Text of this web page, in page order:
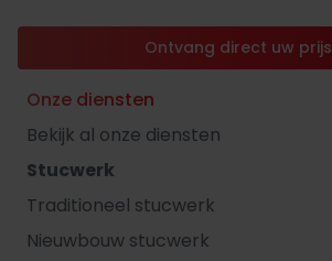
Ontvang direct uw prijs
Onze diensten
Bekijk al onze diensten
Stucwerk
Traditioneel stucwerk
Nieuwbouw stucwerk